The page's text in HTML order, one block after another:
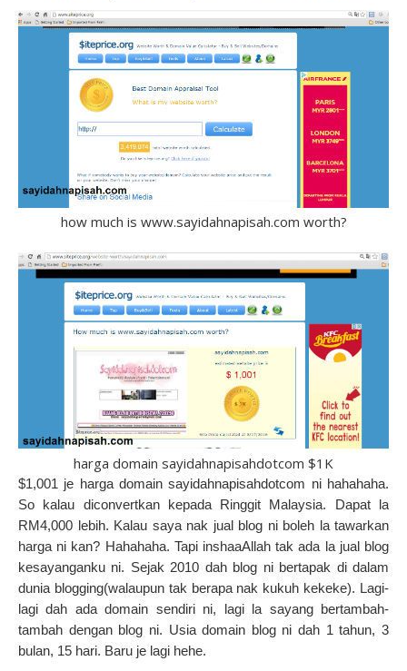
how much is www.sayidahnapisah.com worth?
harga domain sayidahnapisahdotcom $1K
$1,001 je harga domain sayidahnapisahdotcom ni hahahaha.
So kalau diconvertkan kepada Ringgit Malaysia. Dapat la
RM4,000 lebih. Kalau saya nak jual blog ni boleh la tawarkan
harga ni kan? Hahahaha. Tapi inshaaAllah tak ada la jual blog
kesayanganku ni. Sejak 2010 dah blog ni bertapak di dalam
dunia blogging(walaupun tak berapa nak kukuh kekeke). Lagi-
lagi dah ada domain sendiri ni, lagi la sayang bertambah-
tambah dengan blog ni. Usia domain blog ni dah 1 tahun, 3
bulan, 15 hari. Baru je lagi hehe.